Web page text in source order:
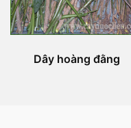
Dây hoàng đằng